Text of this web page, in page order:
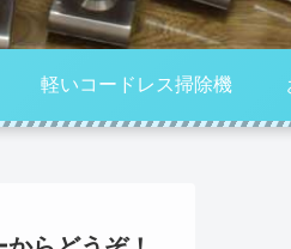
軽いコードレス掃除機